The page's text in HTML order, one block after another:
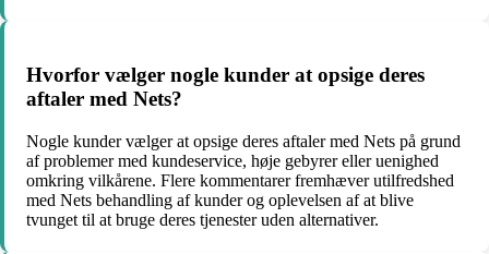
Hvorfor vælger nogle kunder at opsige deres
aftaler med Nets?
Nogle kunder vælger at opsige deres aftaler med Nets på grund
af problemer med kundeservice, høje gebyrer eller uenighed
omkring vilkårene. Flere kommentarer fremhæver utilfredshed
med Nets behandling af kunder og oplevelsen af at blive
tvunget til at bruge deres tjenester uden alternativer.